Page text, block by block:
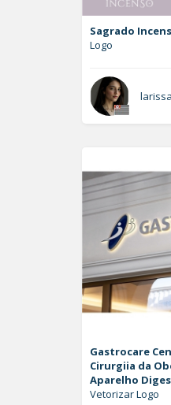
Sagrado
Logo
Gastrocare
Cirurgiia da
Aparelho
Vetorizar Logo